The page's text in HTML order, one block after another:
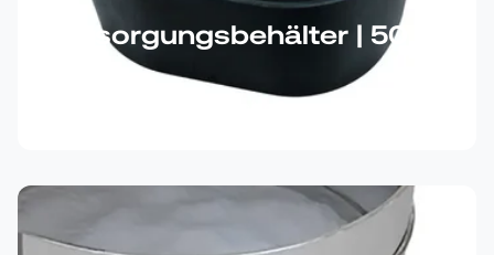
Entsorgungsbehälter | 50